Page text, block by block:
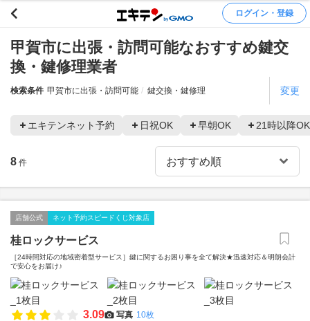
ログイン・登録
甲賀市に出張・訪問可能なおすすめ鍵交
換・鍵修理業者
検索条件 甲賀市に出張・訪問可能 鍵交換・鍵修理 変更
エキテンネット予約 日祝OK 早朝OK 21時以降OK
8 件
店舗公式 ネット予約スピードくじ対象店
桂ロックサービス
［24時間対応の地域密着型サービス］鍵に関するお困り事を全て解決★迅速対応＆明朗会計
で安心をお届け♪
3.09 写真 10枚